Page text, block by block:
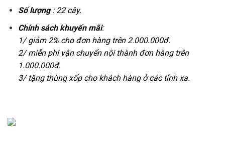
Số lượng: 22 cây.
Chính sách khuyến mãi:
1/ giảm 2% cho đơn hàng trên 2.000.000đ.
2/ miễn phí vận chuyển nội thành đơn hàng trên
1.000.000đ.
3/ tặng thùng xốp cho khách hàng ở các tỉnh xa.